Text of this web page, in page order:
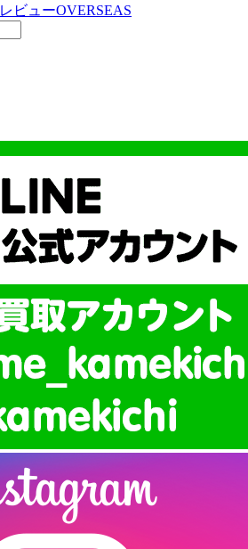
レビューOVERSEAS